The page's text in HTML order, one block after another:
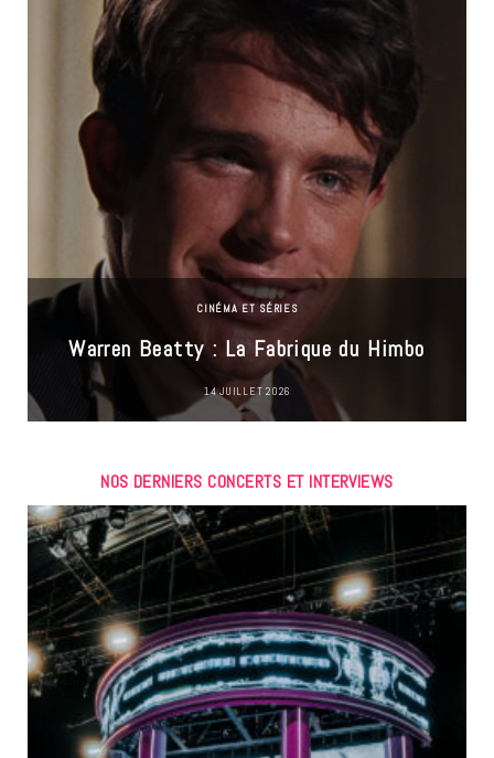
CINÉMA ET SÉRIES
Warren Beatty : La Fabrique du Himbo
14 JUILLET 2026
NOS DERNIERS CONCERTS ET INTERVIEWS